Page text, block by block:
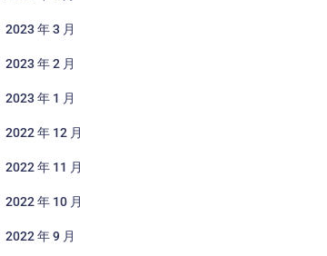
2023 年 3 月
2023 年 2 月
2023 年 1 月
2022 年 12 月
2022 年 11 月
2022 年 10 月
2022 年 9 月